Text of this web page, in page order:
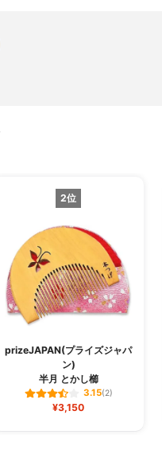
2位
prizeJAPAN(プライズジャパ
ン)
半月 とかし櫛
3.15(2)
¥3,150